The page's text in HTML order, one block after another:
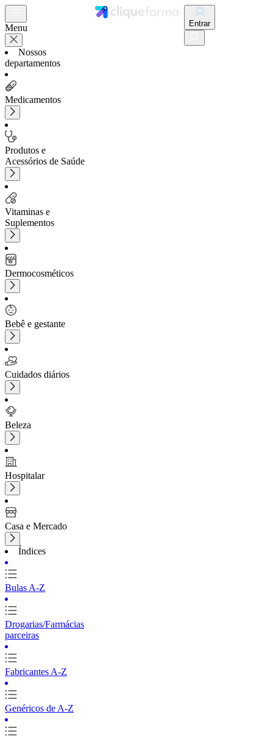
Menu
Nossos
departamentos
Medicamentos
Produtos e
Acessórios de Saúde
Vitaminas e
Suplementos
Dermocosméticos
Bebê e gestante
Cuidados diários
Beleza
Hospitalar
Casa e Mercado
Índices
Bulas A-Z
Drogarias/Farmácias
parceiras
Fabricantes A-Z
Genéricos de A-Z
Entrar